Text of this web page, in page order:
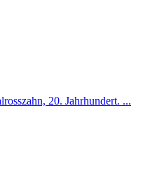
20. Jahrhundert. ...